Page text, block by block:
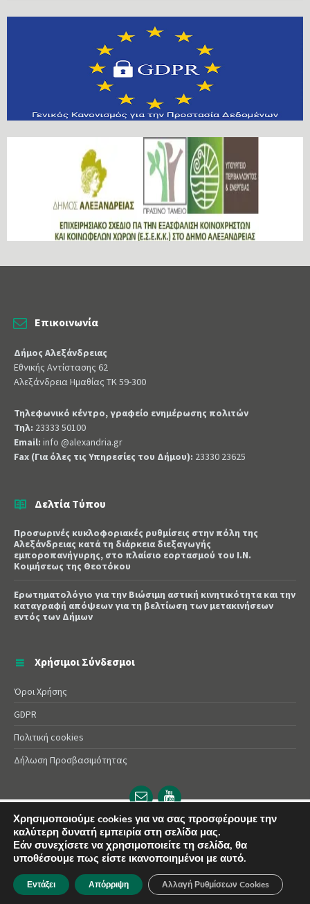
Επικοινωνία
Δήμος Αλεξάνδρειας
Εθνικής Αντίστασης 62
Αλεξάνδρεια Ημαθίας ΤΚ 59-300
Τηλεφωνικό κέντρο, γραφείο ενημέρωσης πολιτών
Τηλ: 23333 50100
Email: info @alexandria.gr
Fax (Για όλες τις Υπηρεσίες του Δήμου): 23330 23625
Δελτία Τύπου
Προσωρινές κυκλοφοριακές ρυθμίσεις στην πόλη της
Αλεξάνδρειας κατά τη διάρκεια διεξαγωγής
εμποροπανήγυρης, στο πλαίσιο εορτασμού του Ι.Ν.
Κοιμήσεως της Θεοτόκου
Ερωτηματολόγιο για την Βιώσιμη αστική κινητικότητα και την
καταγραφή απόψεων για τη βελτίωση των μετακινήσεων
εντός των Δήμων
Χρήσιμοι Σύνδεσμοι
Όροι Χρήσης
GDPR
Πολιτική cookies
Δήλωση Προσβασιμότητας
Email
url
YouTube
url
© 2025 Δήμος Αλεξάνδρειας | Powered byApogee
Χρησιμοποιούμε cookies για να σας προσφέρουμε την
καλύτερη δυνατή εμπειρία στη σελίδα μας.
Εάν συνεχίσετε να χρησιμοποιείτε τη σελίδα, θα
υποθέσουμε πως είστε ικανοποιημένοι με αυτό.
Εντάξει Απόρριψη Αλλαγή Ρυθμίσεων Cookies